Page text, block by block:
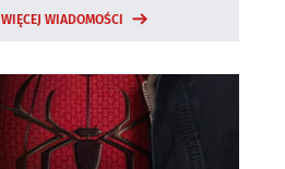
WIĘCEJ WIADOMOŚCI